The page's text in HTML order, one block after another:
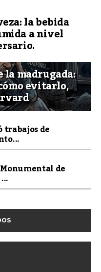
la bebida
a nivel
la madrugada:
evitarlo,
de
de